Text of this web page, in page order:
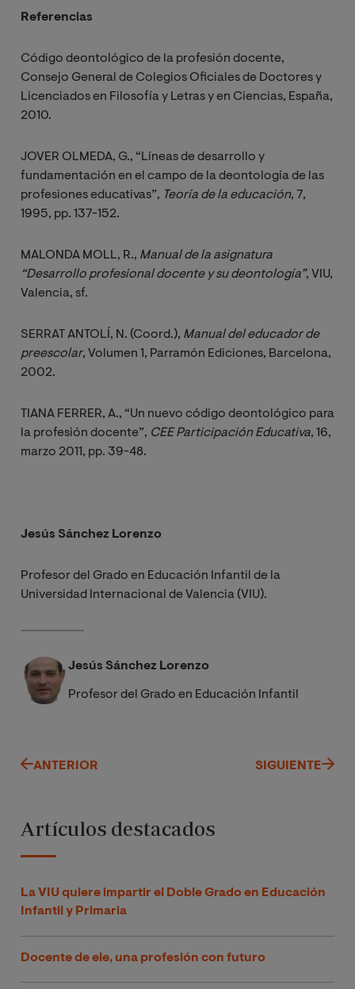
Referencias
Código deontológico de la profesión docente,
Consejo General de Colegios Oficiales de Doctores y
Licenciados en Filosofía y Letras y en Ciencias, España,
2010.
JOVER OLMEDA, G., “Líneas de desarrollo y
fundamentación en el campo de la deontología de las
profesiones educativas”, Teoría de la educación, 7,
1995, pp. 137-152.
MALONDA MOLL, R., Manual de la asignatura
“Desarrollo profesional docente y su deontología”, VIU,
Valencia, sf.
SERRAT ANTOLÍ, N. (Coord.), Manual del educador de
preescolar, Volumen 1, Parramón Ediciones, Barcelona,
2002.
TIANA FERRER, A., “Un nuevo código deontológico para
la profesión docente”, CEE Participación Educativa, 16,
marzo 2011, pp. 39-48.
Jesús Sánchez Lorenzo
Profesor del Grado en Educación Infantil de la
Universidad Internacional de Valencia (VIU).
Jesús Sánchez Lorenzo
Profesor del Grado en Educación Infantil
ANTERIOR SIGUIENTE
Artículos destacados
La VIU quiere impartir el Doble Grado en Educación
Infantil y Primaria
Docente de ele, una profesión con futuro